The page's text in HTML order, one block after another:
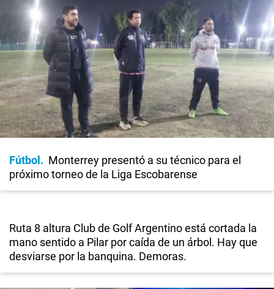
Fútbol
Monterrey presentó a su técnico para el
próximo torneo de la Liga Escobarense
Ruta 8 altura Club de Golf Argentino está cortada la
mano sentido a Pilar por caída de un árbol. Hay que
desviarse por la banquina. Demoras.